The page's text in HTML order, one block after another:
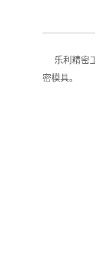
乐利精密工
密模具。